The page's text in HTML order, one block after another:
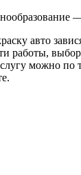
авто
работы,
можно по